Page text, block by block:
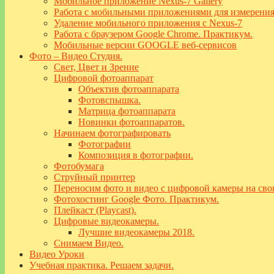
Работа с мобильными приложениями для измерения
Удаление мобильного приложения с Nexus-7
Работа с браузером Google Chrome. Практикум.
Мобильные версии GOOGLE веб-сервисов
Фото – Видео Студия.
Свет, Цвет и Зрение
Цифровой фотоаппарат
Объектив фотоаппарата
Фотовспышка.
Матрица фотоаппарата
Новинки фотоаппаратов.
Начинаем фотографировать
Фотографии
Композиция в фотографии.
Фотобумага
Струйный принтер
Переносим фото и видео с цифровой камеры на
Фотохостинг Google Фото. Практикум.
Плейкаст (Playcast).
Цифровые видеокамеры.
Лучшие видеокамеры 2018.
Снимаем Видео.
Видео Уроки
Учебная практика. Решаем задачи.